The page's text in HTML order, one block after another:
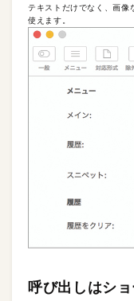
テキストだけでなく、画像
使えます。
呼び出しはシ